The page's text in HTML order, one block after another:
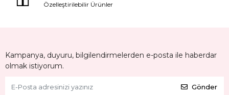
Özelleştirilebilir Ürünler
Kampanya, duyuru, bilgilendirmelerden e-posta ile haberdar
olmak istiyorum.
Gönder